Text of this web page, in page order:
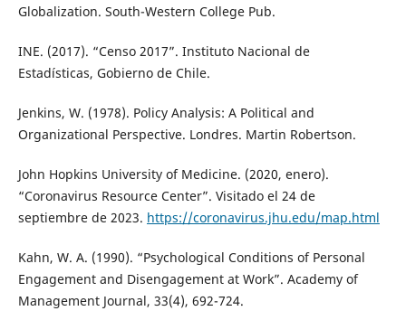
Globalization. South-Western College Pub.
INE. (2017). “Censo 2017”. Instituto Nacional de
Estadísticas, Gobierno de Chile.
Jenkins, W. (1978). Policy Analysis: A Political and
Organizational Perspective. Londres. Martin Robertson.
John Hopkins University of Medicine. (2020, enero).
“Coronavirus Resource Center”. Visitado el 24 de
septiembre de 2023. https://coronavirus.jhu.edu/map.html
Kahn, W. A. (1990). “Psychological Conditions of Personal
Engagement and Disengagement at Work”. Academy of
Management Journal, 33(4), 692-724.